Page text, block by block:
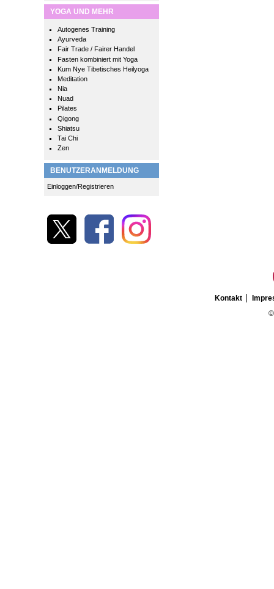
YOGA UND MEHR
Autogenes Training
Ayurveda
Fair Trade / Fairer Handel
Fasten kombiniert mit Yoga
Kum Nye Tibetisches Heilyoga
Meditation
Nia
Nuad
Pilates
Qigong
Shiatsu
Tai Chi
Zen
BENUTZERANMELDUNG
Einloggen/Registrieren
Kontakt
©